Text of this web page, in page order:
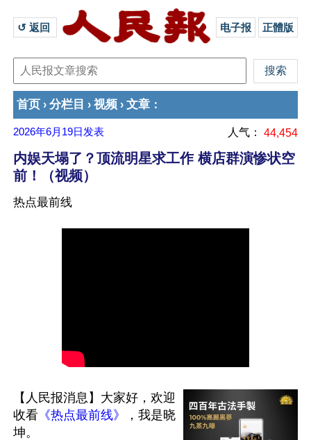
↺ 返回 电子报 正體版
首页 › 分栏目 › 视频 › 文章 ：
2026年6月19日 发表 人气： 44,454
内娱天塌了？顶流明星求工作 横店群演惨状空
前！（视频）
热点最前线
【人民报消息】大家好，欢迎
收看 《热点最前线》
，我是晓
坤。